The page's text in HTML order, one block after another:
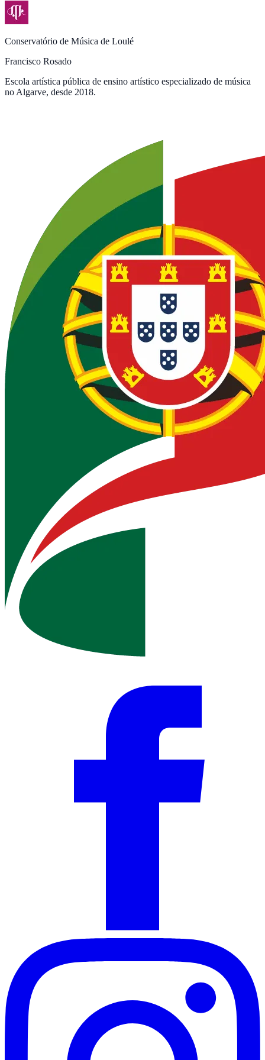
Conservatório de Música de Loulé
Francisco Rosado
Escola artística pública de ensino artístico especializado de música
no Algarve, desde 2018.